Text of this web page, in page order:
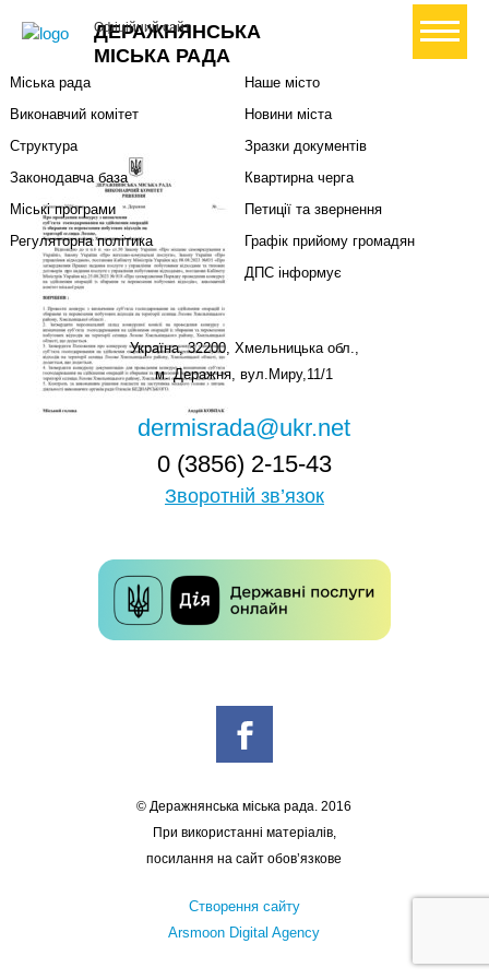
ДЕРАЖНЯНСЬКА
МІСЬКА РАДА
Офіційний сайт+ Створити петицію
Міський голова
Міська рада
Виконавчий комітет
Структура
Законодавча база
Міські програми
Регуляторна політика
Наше місто
Новини міста
Зразки документів
Квартирна черга
Петиції та звернення
Графік прийому громадян
ДПС інформує
Україна, 32200, Хмельницька обл.,
м. Деражня, вул.Миру,11/1
dermisrada@ukr.net
0 (3856) 2-15-43
Зворотній зв’язок
© Деражнянська міська рада. 2016
При використанні матеріалів,
посилання на сайт обов’язкове
Створення сайту
Arsmoon Digital Agency